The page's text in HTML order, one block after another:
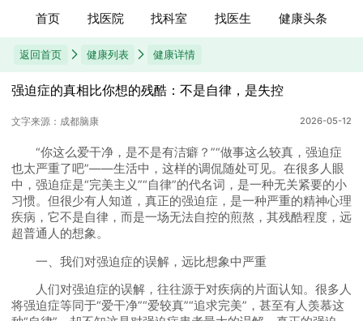
首页 找医院 找科室 找医生 健康头条
返回首页 健康列表 健康详情
强迫症的真相比你想的残酷：不是自律，是失控
文字来源：成都脑康 2026-05-12
“你这么爱干净，是不是有洁癖？”“做事这么较真，强迫症
也太严重了吧”——生活中，这样的调侃随处可见。在很多人眼
中，强迫症是“完美主义”“自律”的代名词，是一种无关紧要的小
习惯。但很少有人知道，真正的强迫症，是一种严重的精神心理
疾病，它不是自律，而是一场无法自控的煎熬，其残酷程度，远
超普通人的想象。
一、我们对强迫症的误解，远比想象中严重
人们对强迫症的误解，往往源于对疾病的片面认知。很多人
将强迫症等同于“爱干净”“爱较真”“追求完美”，甚至有人羡慕这